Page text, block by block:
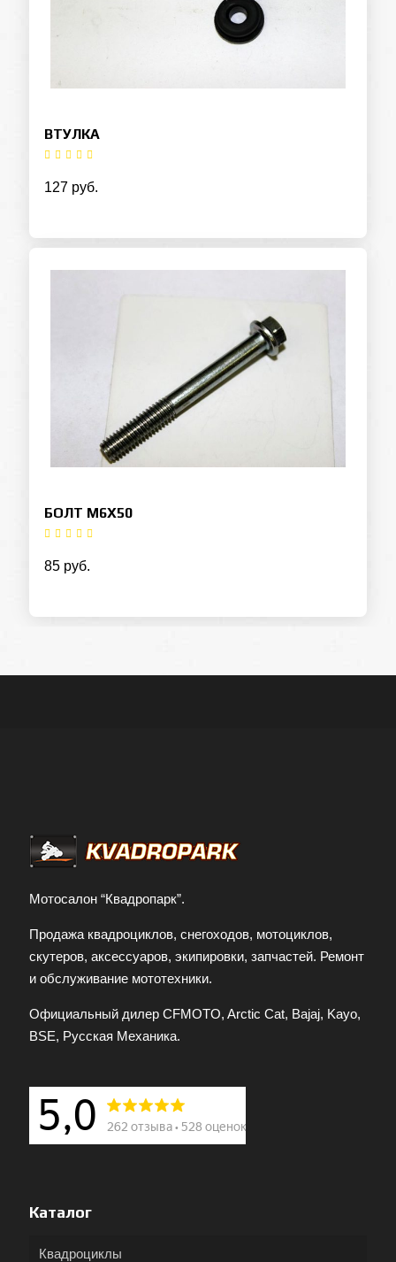
ВТУЛКА
127 руб.
БОЛТ М6Х50
85 руб.
Мотосалон “Квадропарк”.
Продажа квадроциклов, снегоходов, мотоциклов,
скутеров, аксессуаров, экипировки, запчастей. Ремонт
и обслуживание мототехники.
Официальный дилер CFMOTO, Arctic Cat, Bajaj, Kayo,
BSE, Русская Механика.
Каталог
Квадроциклы